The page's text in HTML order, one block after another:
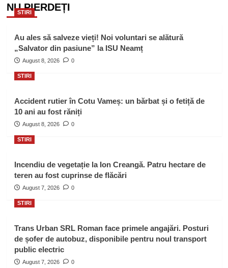
NU PIERDEȚI
STIRI
Au ales să salveze vieți! Noi voluntari se alătură
„Salvator din pasiune” la ISU Neamț
August 8, 2026 0
STIRI
Accident rutier în Cotu Vameș: un bărbat și o fetiță de
10 ani au fost răniți
August 8, 2026 0
STIRI
Incendiu de vegetație la Ion Creangă. Patru hectare de
teren au fost cuprinse de flăcări
August 7, 2026 0
STIRI
Trans Urban SRL Roman face primele angajări. Posturi
de șofer de autobuz, disponibile pentru noul transport
public electric
August 7, 2026 0